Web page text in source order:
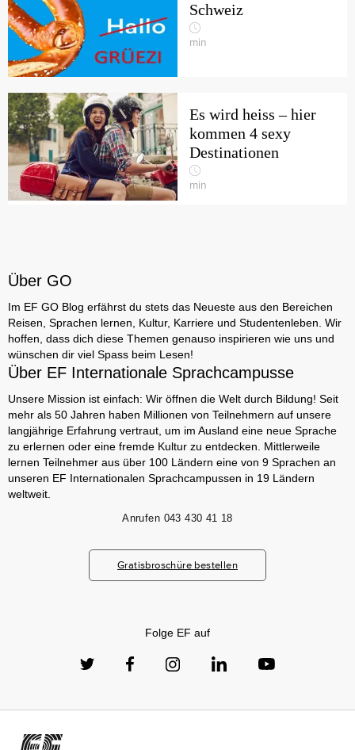
Schweiz
min
Es wird heiss – hier
kommen 4 sexy
Destinationen
min
Über GO
Im EF GO Blog erfährst du stets das Neueste aus den Bereichen
Reisen, Sprachen lernen, Kultur, Karriere und Studentenleben. Wir
hoffen, dass dich diese Themen genauso inspirieren wie uns und
wünschen dir viel Spass beim Lesen!
Über EF Internationale Sprachcampusse
Unsere Mission ist einfach: Wir öffnen die Welt durch Bildung! Seit
mehr als 50 Jahren haben Millionen von Teilnehmern auf unsere
langjährige Erfahrung vertraut, um im Ausland eine neue Sprache
zu erlernen oder eine fremde Kultur zu entdecken. Mittlerweile
lernen Teilnehmer aus über 100 Ländern eine von 9 Sprachen an
unseren EF Internationalen Sprachcampussen in 19 Ländern
weltweit.
Anrufen 043 430 41 18
Gratisbroschüre bestellen
Folge EF auf